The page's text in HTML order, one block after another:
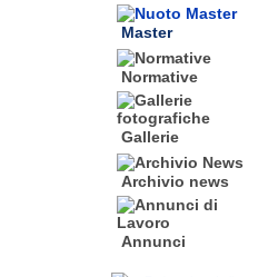
Master
Normative
Gallerie
Archivio news
Annunci